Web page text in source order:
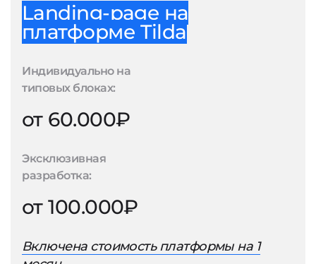
Landing-page на
платформе Tilda
Индивидуально на
типовых блоках:
от 60.000₽
Эксклюзивная
разработка:
от 100.000₽
Включена стоимость платформы на 1